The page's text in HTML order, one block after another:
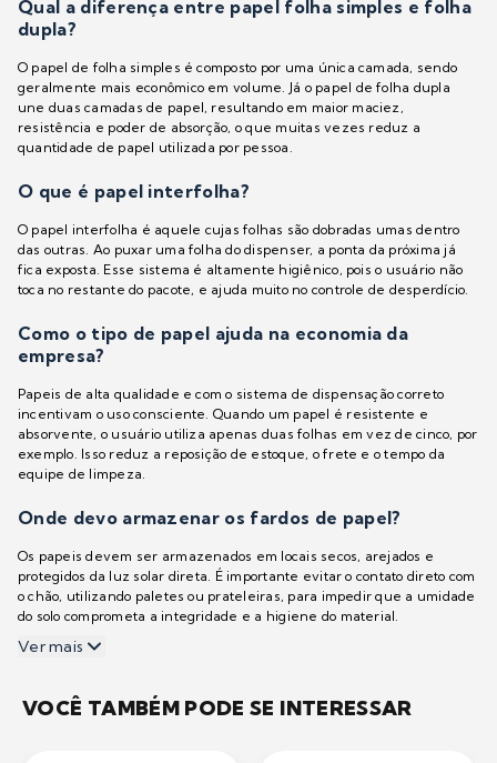
Qual a diferença entre papel folha simples e folha
dupla?
O papel de folha simples é composto por uma única camada, sendo
geralmente mais econômico em volume. Já o papel de folha dupla
une duas camadas de papel, resultando em maior maciez,
resistência e poder de absorção, o que muitas vezes reduz a
quantidade de papel utilizada por pessoa.
O que é papel interfolha?
O papel interfolha é aquele cujas folhas são dobradas umas dentro
das outras. Ao puxar uma folha do dispenser, a ponta da próxima já
fica exposta. Esse sistema é altamente higiênico, pois o usuário não
toca no restante do pacote, e ajuda muito no controle de desperdício.
Como o tipo de papel ajuda na economia da
empresa?
Papeis de alta qualidade e com o sistema de dispensação correto
incentivam o uso consciente. Quando um papel é resistente e
absorvente, o usuário utiliza apenas duas folhas em vez de cinco, por
exemplo. Isso reduz a reposição de estoque, o frete e o tempo da
equipe de limpeza.
Onde devo armazenar os fardos de papel?
Os papeis devem ser armazenados em locais secos, arejados e
protegidos da luz solar direta. É importante evitar o contato direto com
o chão, utilizando paletes ou prateleiras, para impedir que a umidade
do solo comprometa a integridade e a higiene do material.
Ver mais
VOCÊ TAMBÉM PODE SE INTERESSAR